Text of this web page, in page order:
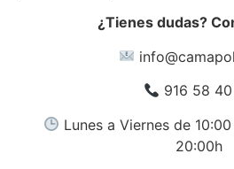
¿Tienes dudas?
916 58
Lunes a Viernes de
20:00h